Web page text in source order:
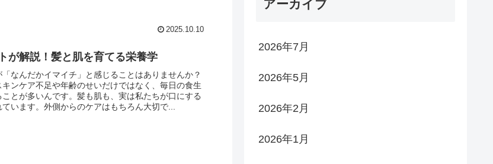
2025.10.10
が解説！髪と肌を育てる栄養学
なんだかイマイチ」と感じることはありませんか？
ンケア不足や年齢のせいだけではなく、毎日の食生
とが多いんです。髪も肌も、実は私たちが口にする
います。外側からのケアはもちろん大切で...
アーカイブ
2026年7月
2026年5月
2026年2月
2026年1月